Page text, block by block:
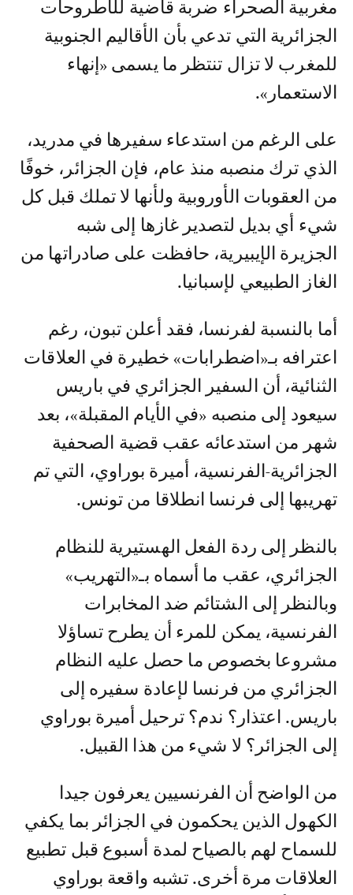
مغربية الصحراء ضربة قاضية للأطروحات
الجزائرية التي تدعي بأن الأقاليم الجنوبية
للمغرب لا تزال تنتظر ما يسمى «إنهاء
الاستعمار».
على الرغم من استدعاء سفيرها في مدريد،
الذي ترك منصبه منذ عام، فإن الجزائر، خوفًا
من العقوبات الأوروبية ولأنها لا تملك قبل كل
شيء أي بديل لتصدير غازها إلى شبه
الجزيرة الإيبيرية، حافظت على صادراتها من
الغاز الطبيعي لإسبانيا.
أما بالنسبة لفرنسا، فقد أعلن تبون، رغم
اعترافه بـ«اضطرابات» خطيرة في العلاقات
الثنائية، أن السفير الجزائري في باريس
سيعود إلى منصبه «في الأيام المقبلة»، بعد
شهر من استدعائه عقب قضية الصحفية
الجزائرية-الفرنسية، أميرة بوراوي، التي تم
تهريبها إلى فرنسا انطلاقا من تونس.
بالنظر إلى ردة الفعل الهستيرية للنظام
الجزائري، عقب ما أسماه بـ«التهريب»
وبالنظر إلى الشتائم ضد المخابرات
الفرنسية، يمكن للمرء أن يطرح تساؤلا
مشروعا بخصوص ما حصل عليه النظام
الجزائري من فرنسا لإعادة سفيره إلى
باريس. اعتذار؟ ندم؟ ترحيل أميرة بوراوي
إلى الجزائر؟ لا شيء من هذا القبيل.
من الواضح أن الفرنسيين يعرفون جيدا
الكهول الذين يحكمون في الجزائر بما يكفي
للسماح لهم بالصياح لمدة أسبوع قبل تطبيع
العلاقات مرة أخرى. تشبه واقعة بوراوي